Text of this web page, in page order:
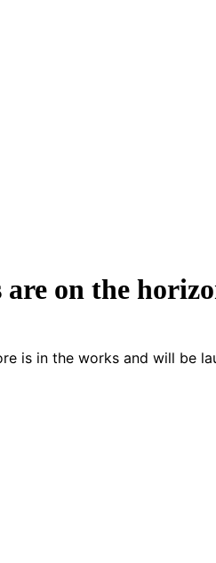
on the
is in the works and will be